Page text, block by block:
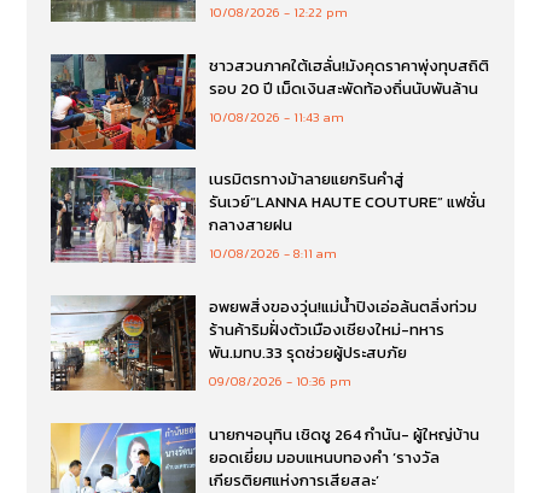
10/08/2026 12:22 pm
ชาวสวนภาคใต้เฮลั่น!มังคุดราคาพุ่งทุบสถิติ
รอบ 20 ปี เม็ดเงินสะพัดท้องถิ่นนับพันล้าน
10/08/2026 11:43 am
เนรมิตรทางม้าลายแยกรินคำสู่
รันเวย์“LANNA HAUTE COUTURE” แฟชั่น
กลางสายฝน
10/08/2026 8:11 am
อพยพสิ่งของวุ่น!แม่น้ำปิงเอ่อล้นตลิ่งท่วม
ร้านค้าริมฝั่งตัวเมืองเชียงใหม่-ทหาร
พัน.มทบ.33 รุดช่วยผู้ประสบภัย
09/08/2026 10:36 pm
นายกฯอนุทิน เชิดชู 264 กำนัน- ผู้ใหญ่บ้าน
ยอดเยี่ยม มอบแหนบทองคำ ‘รางวัล
เกียรติยศแห่งการเสียสละ’